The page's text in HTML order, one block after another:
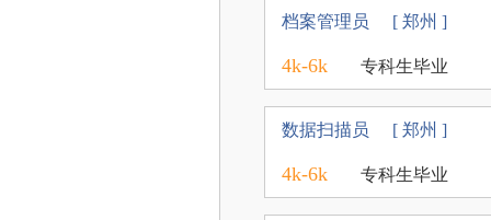
档案管理员 [ 郑州 ]
4k-6k 专科生毕业
数据扫描员 [ 郑州 ]
4k-6k 专科生毕业